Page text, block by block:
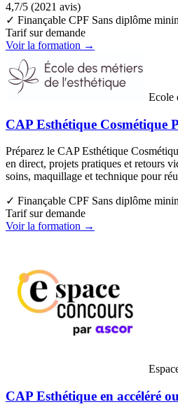
4,7/5 (2021 avis)
✓ Finançable CPF Sans diplôme
Tarif sur demande
Voir la formation →
Ecole
CAP Esthétique Cosmétique
Préparez le CAP Esthétique
en direct, projets pratiques et retours
soins, maquillage et technique pour
✓ Finançable CPF Sans diplôme
Tarif sur demande
Voir la formation →
CAP Esthétique en accéléré